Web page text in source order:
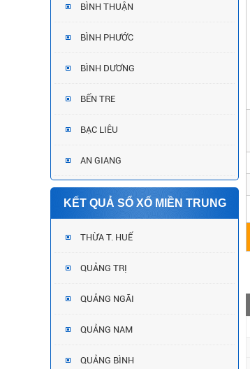
BÌNH THUẬN
BÌNH PHƯỚC
BÌNH DƯƠNG
BẾN TRE
BẠC LIÊU
AN GIANG
KẾT QUẢ SỔ XỐ MIỀN TRUNG
THỪA T. HUẾ
QUẢNG TRỊ
QUẢNG NGÃI
QUẢNG NAM
QUẢNG BÌNH